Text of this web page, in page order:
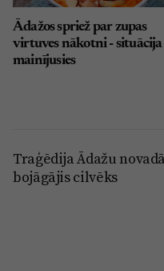
Ādažos spriež par zupas
virtuves nākotni -
mainījusies
Traģēdija Ādažu
bojāgājis cilvēks